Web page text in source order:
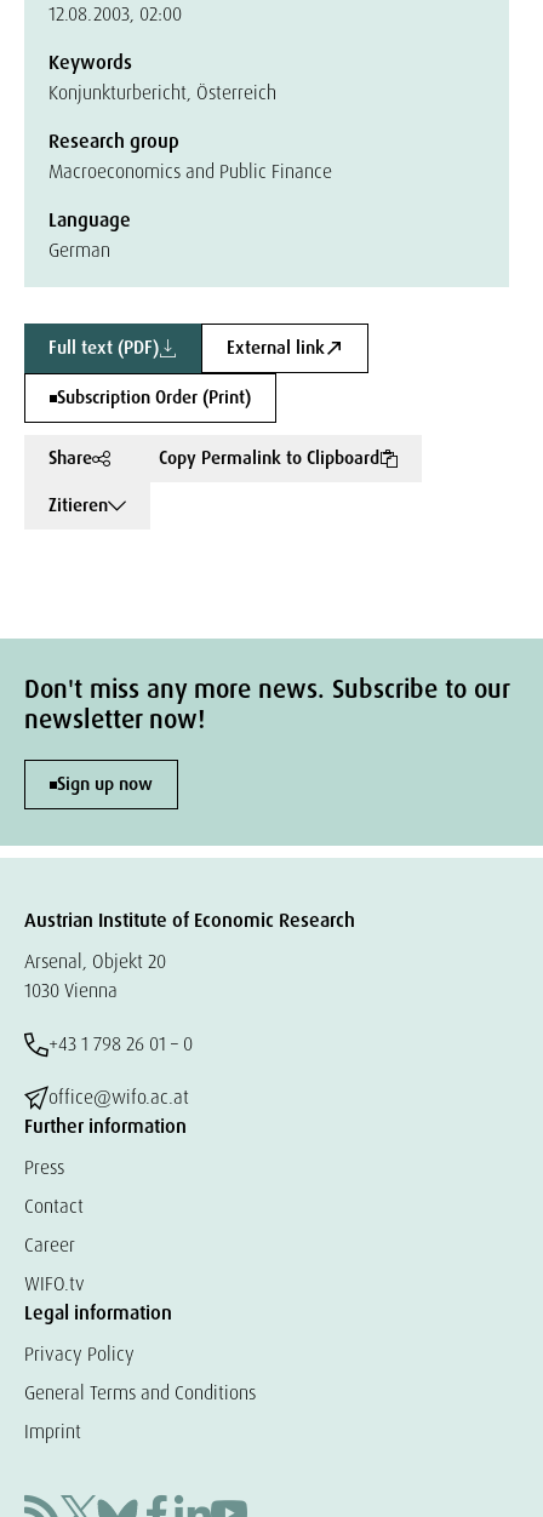
12.08.2003, 02:00
Keywords
Konjunkturbericht, Österreich
Research group
Macroeconomics and Public Finance
Language
German
Full text (PDF) External link
Subscription Order (Print)
Share
Copy Permalink to Clipboard
Zitieren
Don't miss any more news. Subscribe to our
newsletter now!
Sign up now
Austrian Institute of Economic Research
Arsenal, Objekt 20
1030 Vienna
+43 1 798 26 01 – 0
office@wifo.ac.at
Further information
Press
Contact
Career
WIFO.tv
Legal information
Privacy Policy
General Terms and Conditions
Imprint